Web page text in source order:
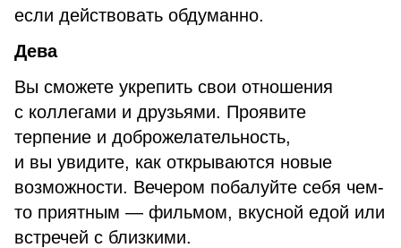
если действовать обдуманно.
Дева
Вы сможете укрепить свои отношения
с коллегами и друзьями. Проявите
терпение и доброжелательность,
и вы увидите, как открываются новые
возможности. Вечером побалуйте себя чем-
то приятным — фильмом, вкусной едой или
встречей с близкими.